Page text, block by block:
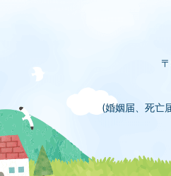
(婚姻届、死亡